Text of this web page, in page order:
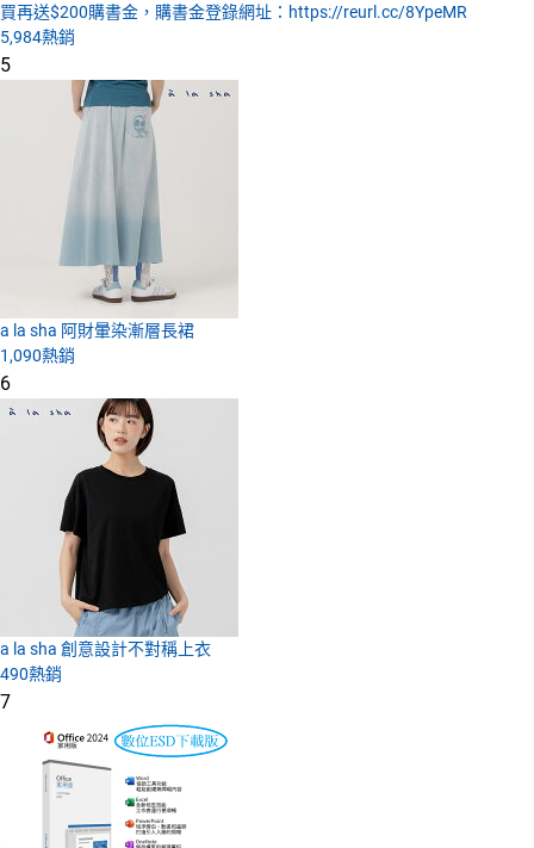
買再送$200購書金，購書金登錄網址：https://reurl.cc/8YpeMR
5,984熱銷
5
a la sha 阿財暈染漸層長裙
1,090熱銷
6
a la sha 創意設計不對稱上衣
490熱銷
7